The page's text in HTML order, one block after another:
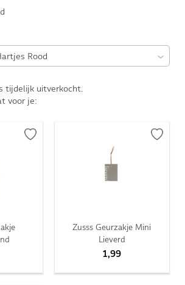
tijdelijk uitverkocht.
voor je:
Zusss Geurzakje Mini
Lieverd
1,99